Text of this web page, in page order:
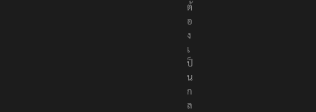
ต้
อ
ง
เ
ป็
น
ก
ล